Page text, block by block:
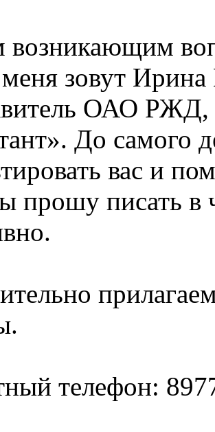
возникающим
зовут
ОАО РЖД,
До самого
вас и
прошу писать в
телефон: